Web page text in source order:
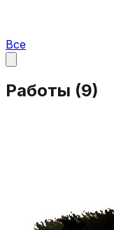
Все
Работы (9)